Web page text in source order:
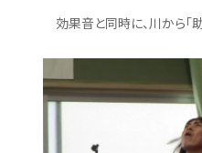
効果音と同時に、川から「